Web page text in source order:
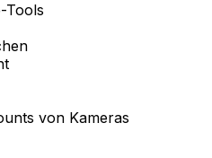
Tools
von Kameras